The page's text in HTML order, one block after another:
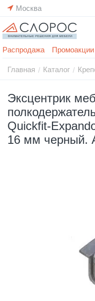
Москва
Распродажа Промоакции
Главная / Каталог /
Эксцентрик
Quickfit-
16 мм черный.